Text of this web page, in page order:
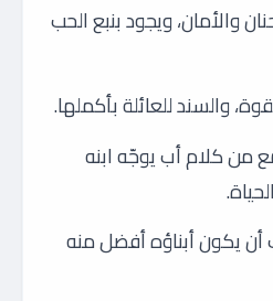
والأمان، ويجود بنبع الحب
والسند للعائلة بأكملها.
من كلام أب يوجّه ابنه
يكون أبناؤه أفضل منه